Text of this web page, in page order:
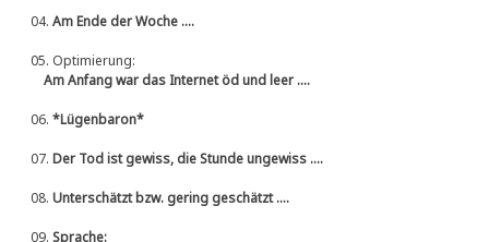
04.Am Ende der Woche ....
05. Optimierung:
Am Anfang war das Internet öd und leer ....
06.*Lügenbaron*
07.Der Tod ist gewiss, die Stunde ungewiss ....
08.Unterschätzt bzw. gering geschätzt ....
09.Sprache: